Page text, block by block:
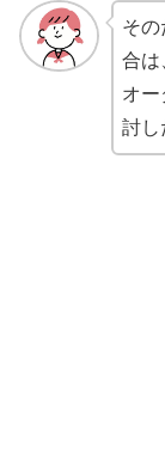
そ
合は
オー
討し